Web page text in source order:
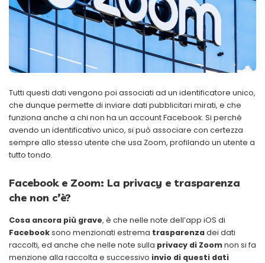
Tutti questi dati vengono poi associati ad un identificatore unico,
che dunque permette di inviare dati pubblicitari mirati, e che
funziona anche a chi non ha un account Facebook. Si perché
avendo un identificativo unico, si può associare con certezza
sempre allo stesso utente che usa Zoom, profilando un utente a
tutto tondo.
Facebook e Zoom: La privacy e trasparenza
che non c’è?
Cosa ancora più grave, è che nelle note dell’app iOS di
Facebooksono menzionati estrema trasparenzadei dati
raccolti, ed anche che nelle note sulla privacy di Zoomnon si fa
menzione alla raccolta e successivo invio di questi dati